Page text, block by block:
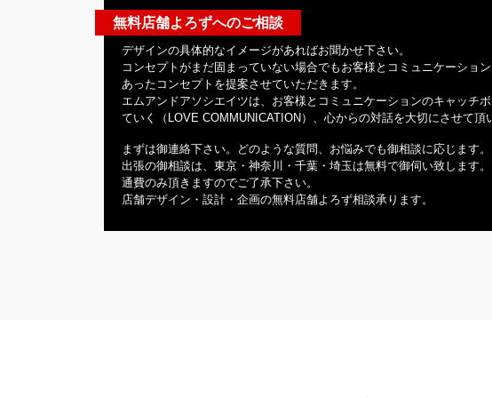
無料店舗よろずへのご相談
デザインの具体的なイメージがあればお聞かせ下さい。
コンセプトがまだ固まっていない場合でもお客様とコミュニケーショ
あったコンセプトを提案させていただきます。
エムアンドアソシエイツは、お客様とコミュニケーションのキャッチ
ていく（LOVE COMMUNICATION）、心からの対話を大切にさせて頂
まずは御連絡下さい。どのような質問、お悩みでも御相談に応じます。
出張の御相談は、東京・神奈川・千葉・埼玉は無料で御伺い致します
通費のみ頂きますのでご了承下さい。
店舗デザイン・設計・企画の無料店舗よろず相談承ります。